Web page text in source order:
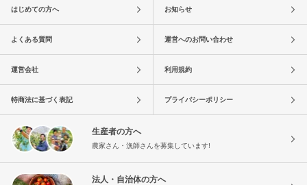
はじめての方へ お知らせ
よくある質問 運営へのお問い合わせ
運営会社 利用規約
特商法に基づく表記 プライバシーポリシー
生産者の方へ
農家さん・漁師さんを募集しています!
法人・自治体の方へ